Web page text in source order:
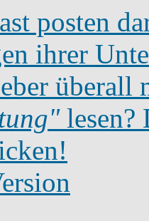
posten
ihrer
überall
lesen?